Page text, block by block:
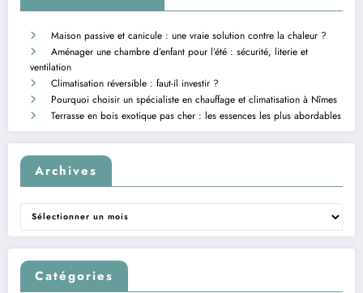
Maison passive et canicule : une vraie solution contre la chaleur ?
Aménager une chambre d’enfant pour l’été : sécurité, literie et
ventilation
Climatisation réversible : faut-il investir ?
Pourquoi choisir un spécialiste en chauffage et climatisation à Nîmes
Terrasse en bois exotique pas cher : les essences les plus abordables
Archives
Archives
Catégories